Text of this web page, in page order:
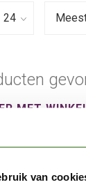
van
MET